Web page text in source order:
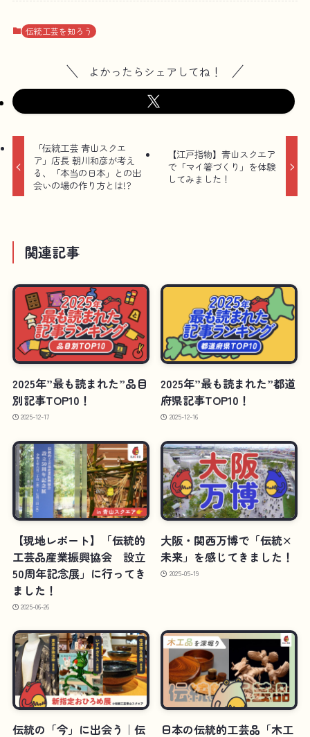
伝統工芸を知ろう
よかったらシェアしてね！
「伝統工芸 青山スクエ
ア」店長 朝川和彦が考え
る、「本当の日本」との出
会いの場の作り方とは!?
【江戸指物】青山スクエア
で「マイ箸づくり」を体験
してみました！
関連記事
2025年”最も読まれた”品目
別記事TOP10！
2025-12-17
2025年”最も読まれた”都道
府県記事TOP10！
2025-12-16
【現地レポート】「伝統的
工芸品産業振興協会 設立
50周年記念展」に行ってき
ました！
2025-06-26
大阪・関西万博で「伝統×
未来」を感じてきました！
2025-05-19
伝統の「今」に出会う｜伝 日本の伝統的工芸品「木工